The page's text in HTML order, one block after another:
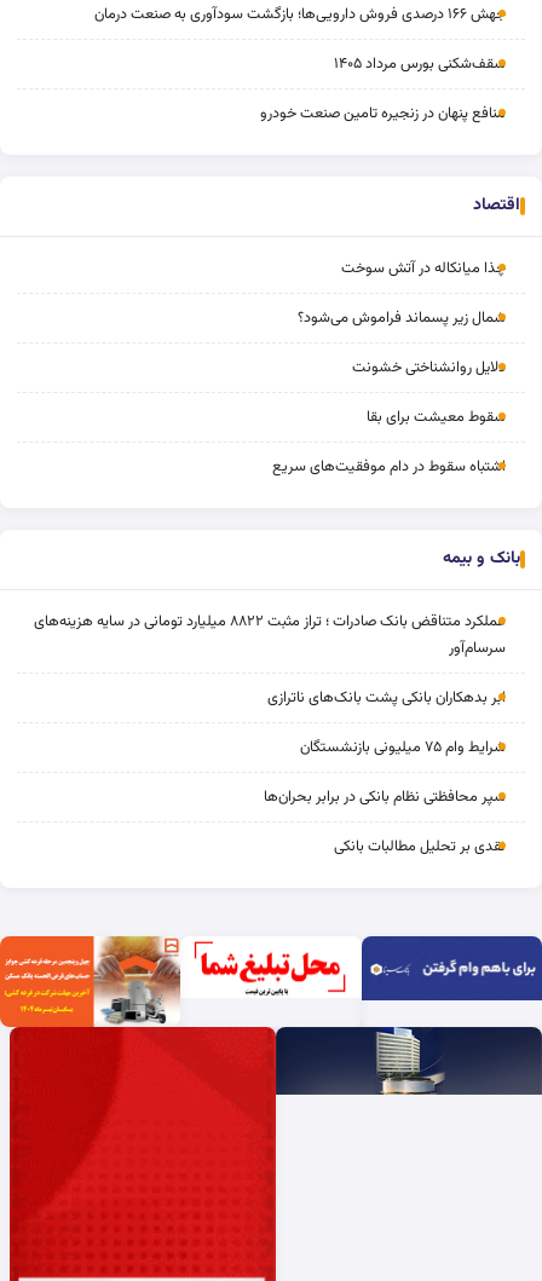
جهش ۱۶۶ درصدی فروش دارویی‌ها؛ بازگشت سودآوری به صنعت درمان
سقف‌شکنی بورس مرداد ۱۴۰۵
منافع پنهان در زنجیره تامین صنعت خودرو
اقتصاد
چذا میانکاله در آتش سوخت
شمال زیر پسماند فراموش می‌شود؟
دلایل روانشناختی خشونت
سقوط معیشت برای بقا
اشتباه سقوط در دام موفقیت‌های سریع
بانک و بیمه
عملکرد متناقض بانک صادرات ؛ تراز مثبت ۸۸۲۲ میلیارد تومانی در سایه هزینه‌های
سرسام‌آور
ابر بدهکاران بانکی پشت بانک‌های ناترازی
شرایط وام ۷۵ میلیونی بازنشستگان
سپر محافظتی نظام بانکی در برابر بحران‌ها
نقدی بر تحلیل مطالبات بانکی